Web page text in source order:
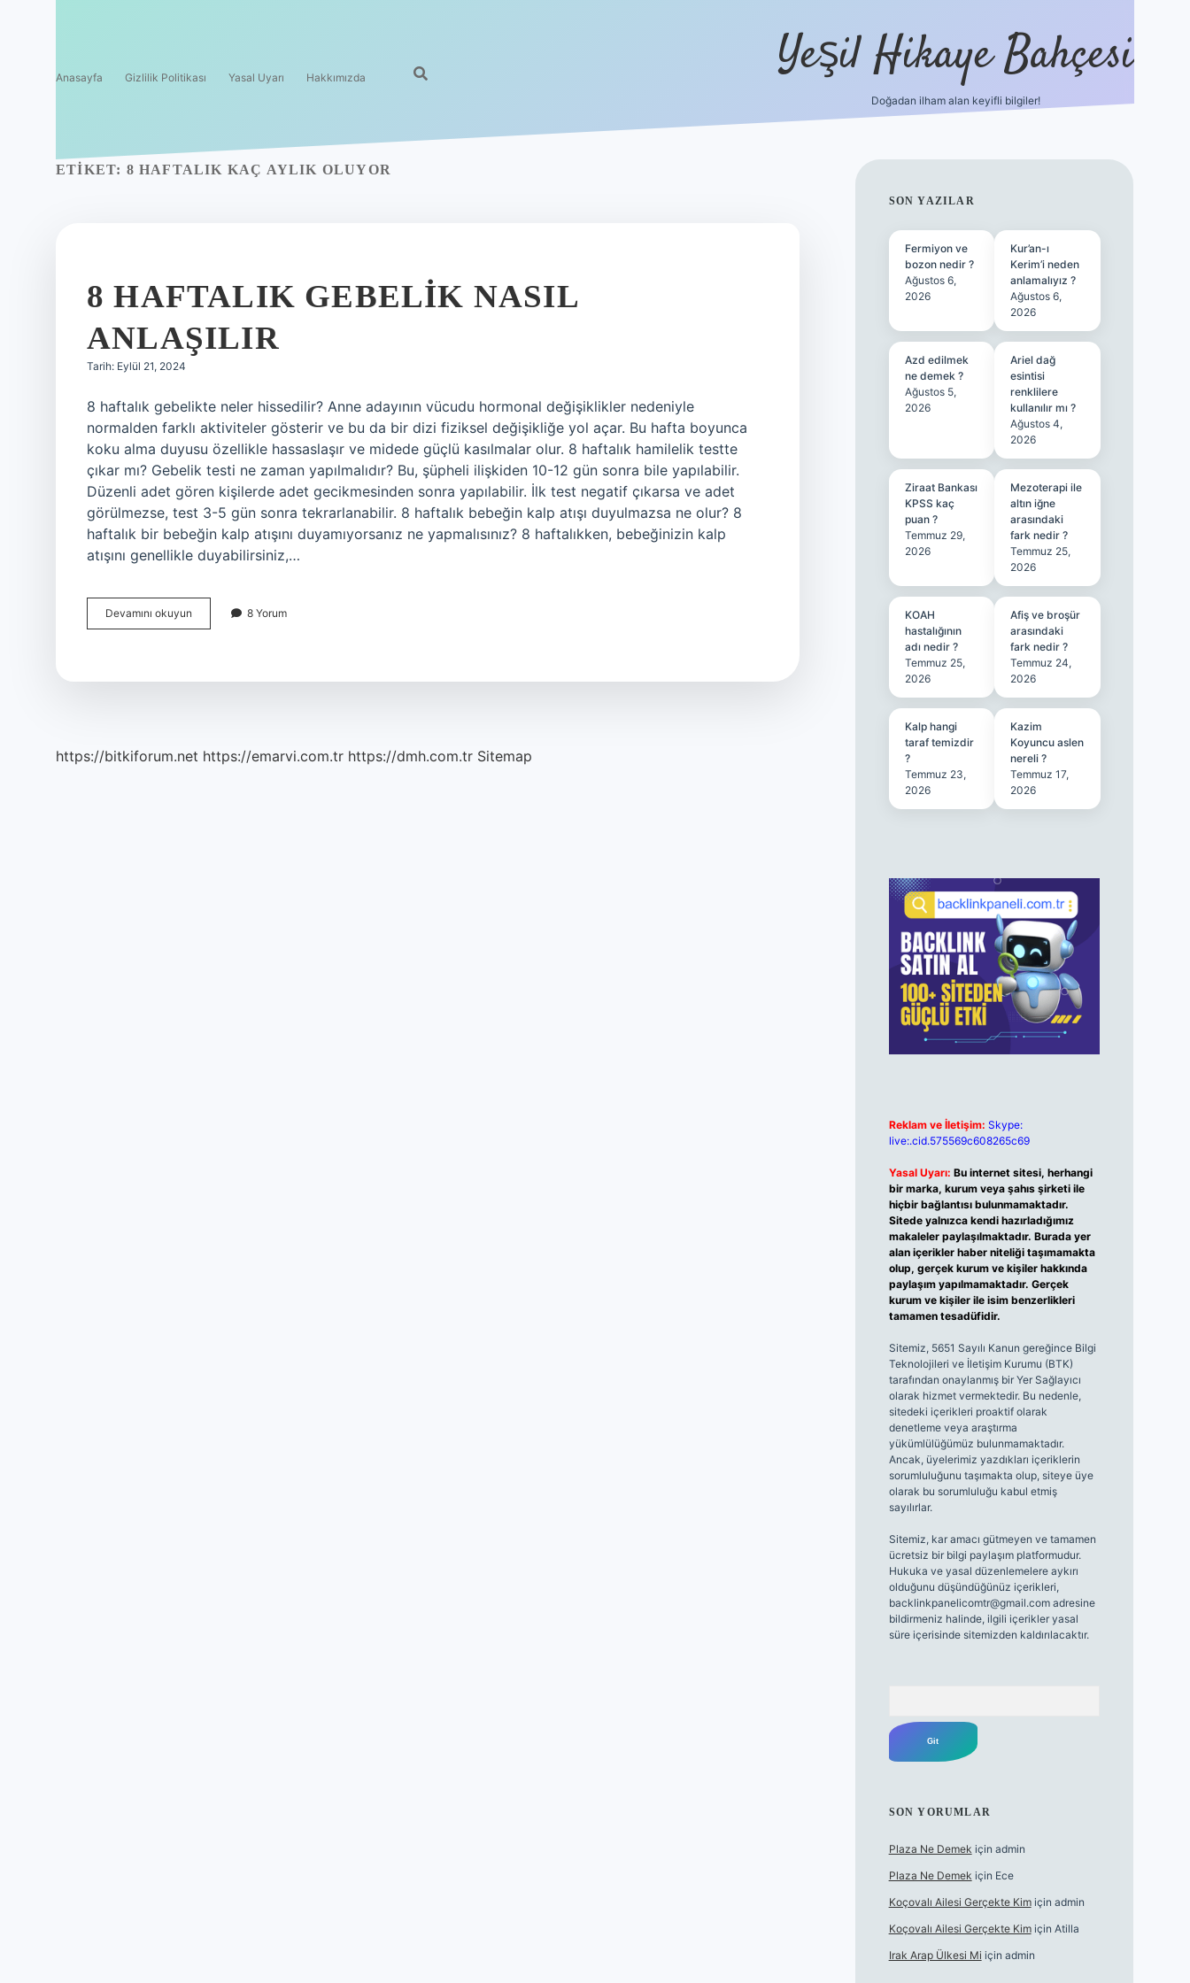
Anasayfa Gizlilik Politikası Yasal Uyarı Hakkımızda Yeşil Hikaye Bahçesi
Doğadan ilham alan keyifli bilgiler!
ETIKET: 8 HAFTALIK KAÇ AYLIK OLUYOR
8 HAFTALIK GEBELIK NASIL
ANLAŞILIR
Tarih: Eylül 21, 2024
8 haftalık gebelikte neler hissedilir? Anne adayının vücudu hormonal değişiklikler nedeniyle
normalden farklı aktiviteler gösterir ve bu da bir dizi fiziksel değişikliğe yol açar. Bu hafta boyunca
koku alma duyusu özellikle hassaslaşır ve midede güçlü kasılmalar olur. 8 haftalık hamilelik testte
çıkar mı? Gebelik testi ne zaman yapılmalıdır? Bu, şüpheli ilişkiden 10-12 gün sonra bile yapılabilir.
Düzenli adet gören kişilerde adet gecikmesinden sonra yapılabilir. İlk test negatif çıkarsa ve adet
görülmezse, test 3-5 gün sonra tekrarlanabilir. 8 haftalık bebeğin kalp atışı duyulmazsa ne olur? 8
haftalık bir bebeğin kalp atışını duyamıyorsanız ne yapmalısınız? 8 haftalıkken, bebeğinizin kalp
atışını genellikle duyabilirsiniz,…
Devamını okuyun
Haftalık
8 Yorum
https://bitkiforum.net https://emarvi.com.tr https://dmh.com.tr Sitemap
SIDEBAR
SON YAZILAR
Fermiyon ve
bozon nedir ?
Ağustos 6,
2026
Kur’an-ı
Kerim’i neden
anlamalıyız ?
Ağustos 6,
2026
Azd edilmek
ne demek ?
Ağustos 5,
2026
Ariel dağ
esintisi
renklilere
kullanılır mı ?
Ağustos 4,
2026
Ziraat Bankası
KPSS kaç
puan ?
Temmuz 29,
2026
Mezoterapi ile
altın iğne
arasındaki
fark nedir ?
Temmuz 25,
2026
KOAH
hastalığının
adı nedir ?
Temmuz 25,
2026
Afiş ve broşür
arasındaki
fark nedir ?
Temmuz 24,
2026
Kalp hangi
taraf temizdir
?
Temmuz 23,
2026
Kazim
Koyuncu aslen
nereli ?
Temmuz 17,
2026
Reklam ve İletişim: Skype:
live:.cid.575569c608265c69
Yasal Uyarı: Bu internet sitesi, herhangi
bir marka, kurum veya şahıs şirketi ile
hiçbir bağlantısı bulunmamaktadır.
Sitede yalnızca kendi hazırladığımız
makaleler paylaşılmaktadır. Burada yer
alan içerikler haber niteliği taşımamakta
olup, gerçek kurum ve kişiler hakkında
paylaşım yapılmamaktadır. Gerçek
kurum ve kişiler ile isim benzerlikleri
tamamen tesadüfidir.
Sitemiz, 5651 Sayılı Kanun gereğince Bilgi
Teknolojileri ve İletişim Kurumu (BTK)
tarafından onaylanmış bir Yer Sağlayıcı
olarak hizmet vermektedir. Bu nedenle,
sitedeki içerikleri proaktif olarak
denetleme veya araştırma
yükümlülüğümüz bulunmamaktadır.
Ancak, üyelerimiz yazdıkları içeriklerin
sorumluluğunu taşımakta olup, siteye üye
olarak bu sorumluluğu kabul etmiş
sayılırlar.
Sitemiz, kar amacı gütmeyen ve tamamen
ücretsiz bir bilgi paylaşım platformudur.
Hukuka ve yasal düzenlemelere aykırı
olduğunu düşündüğünüz içerikleri,
backlinkpanelicomtr@gmail.comadresine
bildirmeniz halinde, ilgili içerikler yasal
süre içerisinde sitemizden kaldırılacaktır.
SON YORUMLAR
Plaza Ne Demek için admin
Plaza Ne Demek için Ece
Koçovalı Ailesi Gerçekte Kimiçin admin
Koçovalı Ailesi Gerçekte Kimiçin Atilla
Irak Arap Ülkesi Mi için admin
ilbet güncel giriş adresi